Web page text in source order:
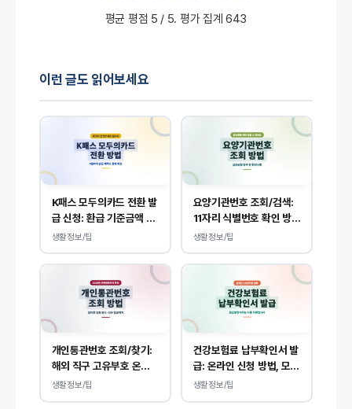
평균 평점 5 / 5. 평가 집계643
이런 글도 읽어보세요
K패스 모두의카드 전환 발
급 신청: 환급 기준금액 혜
택 등
생활정보/팁
요양기관번호 조회/검색:
11자리 식별번호 확인 방법
안내
생활정보/팁
개인통관번호 조회/찾기:
해외 직구 고유부호 온라
인 확인, 발급 방법
생활정보/팁
건강보험료 납부확인서 발
급: 온라인 신청 방법, 모바
일 내역 조회 안내
생활정보/팁